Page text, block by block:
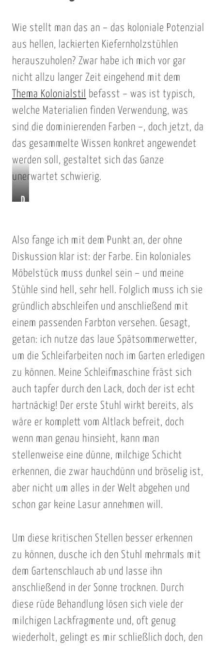
Wie stellt man das an – das koloniale Potenzial
aus hellen, lackierten Kiefernholzstühlen
herauszuholen? Zwar habe ich mich vor gar
nicht allzu langer Zeit eingehend mit dem
Thema Kolonialstil befasst – was ist typisch,
welche Materialien finden Verwendung, was
sind die dominierenden Farben –, doch jetzt, da
das gesammelte Wissen konkret angewendet
werden soll, gestaltet sich das Ganze
unerwartet schwierig.
D
b
e
i
d
e
n
S
t
ü
h
l
b
z
w
.
d
L
c
k
w
e
r
s
Also fange ich mit dem Punkt an, der ohne
Diskussion klar ist: der Farbe. Ein koloniales
Möbelstück muss dunkel sein – und meine
Stühle sind hell, sehr hell. Folglich muss ich sie
gründlich abschleifen und anschließend mit
einem passenden Farbton versehen. Gesagt,
getan: ich nutze das laue Spätsommerwetter,
um die Schleifarbeiten noch im Garten erledigen
zu können. Meine Schleifmaschine fräst sich
auch tapfer durch den Lack, doch der ist echt
hartnäckig! Der erste Stuhl wirkt bereits, als
wäre er komplett vom Altlack befreit, doch
wenn man genau hinsieht, kann man
stellenweise eine dünne, milchige Schicht
erkennen, die zwar hauchdünn und bröselig ist,
aber nicht um alles in der Welt abgehen und
schon gar keine Lasur annehmen will.
Um diese kritischen Stellen besser erkennen
zu können, dusche ich den Stuhl mehrmals mit
dem Gartenschlauch ab und lasse ihn
anschließend in der Sonne trocknen. Durch
diese rüde Behandlung lösen sich viele der
milchigen Lackfragmente und, oft genug
wiederholt, gelingt es mir schließlich doch, den